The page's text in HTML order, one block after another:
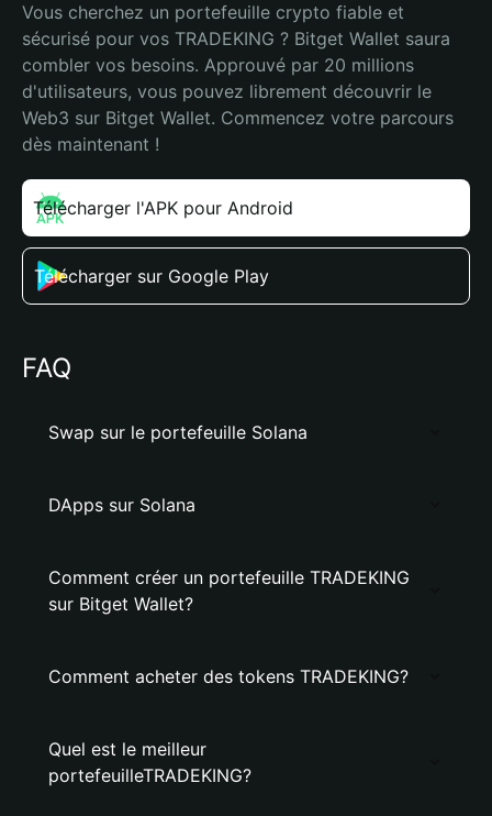
Vous cherchez un portefeuille crypto fiable et
sécurisé pour vos TRADEKING ? Bitget Wallet saura
combler vos besoins. Approuvé par 20 millions
d'utilisateurs, vous pouvez librement découvrir le
Web3 sur Bitget Wallet. Commencez votre parcours
dès maintenant !
Télécharger l'APK pour Android
Télécharger sur Google Play
FAQ
Swap sur le portefeuille Solana
DApps sur Solana
Comment créer un portefeuille TRADEKING
sur Bitget Wallet?
Comment acheter des tokens TRADEKING?
Quel est le meilleur
portefeuilleTRADEKING?